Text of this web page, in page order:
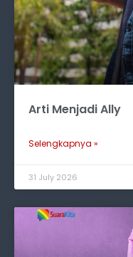
Arti Menjadi Ally
Selengkapnya »
31 July 2026